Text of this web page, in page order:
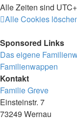
Alle Zeiten sind
Alle Cookies
Sponsored Links
Das eigene
Familienwappen
Kontakt
Familie Greve
Einsteinstr. 7
73249 Wernau